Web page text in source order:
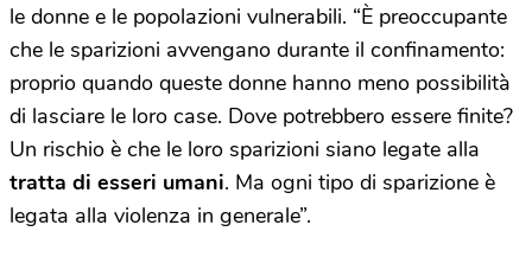
le donne e le popolazioni vulnerabili. “È preoccupante
che le sparizioni avvengano durante il confinamento:
proprio quando queste donne hanno meno possibilità
di lasciare le loro case. Dove potrebbero essere finite?
Un rischio è che le loro sparizioni siano legate alla
tratta di esseri umani. Ma ogni tipo di sparizione è
legata alla violenza in generale”.